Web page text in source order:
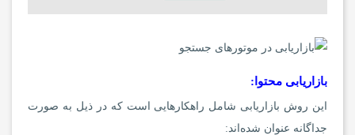
بازاریابی محتوا:
این روش بازاریابی شامل راهکارهایی است که در ذیل به صورت
جداگانه عنوان شده‌اند: